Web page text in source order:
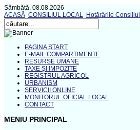
Sâmbătă, 08.08.2026
ACASĂ CONSILIUL LOCAL Hotărârile
PAGINA START
E-MAIL COMPARTIMENTE
RESURSE UMANE
TAXE ŞI IMPOZITE
REGISTRUL AGRICOL
URBANISM
SERVICII ONLINE
MONITORUL OFICIAL LOCAL
CONTACT
MENIU PRINCIPAL